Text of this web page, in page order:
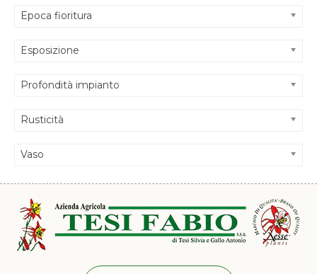
Epoca fioritura
Esposizione
Profondità impianto
Rusticità
Vaso